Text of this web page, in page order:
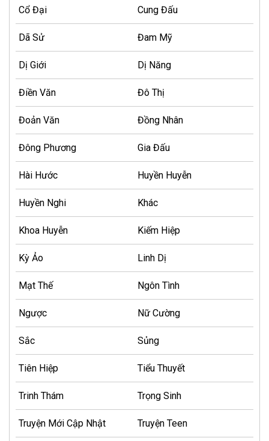
Cổ Đại Cung Đấu
Dã Sử Đam Mỹ
Dị Giới Dị Năng
Điền Văn Đô Thị
Đoản Văn Đồng Nhân
Đông Phương Gia Đấu
Hài Hước Huyền Huyễn
Huyền Nghi Khác
Khoa Huyễn Kiếm Hiệp
Kỳ Ảo Linh Dị
Mạt Thế Ngôn Tình
Ngược Nữ Cường
Sắc Sủng
Tiên Hiệp Tiểu Thuyết
Trinh Thám Trọng Sinh
Truyện Mới Cập Nhật Truyện Teen